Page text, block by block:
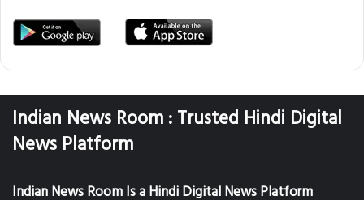
Indian News Room : Trusted Hindi Digital
News Platform
Indian News Room Is a Hindi Digital News Platform